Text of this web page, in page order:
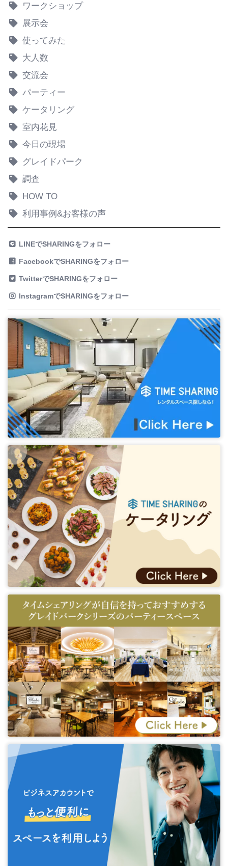
ワークショップ
展示会
使ってみた
大人数
交流会
パーティー
ケータリング
室内花見
今日の現場
グレイドパーク
調査
HOW TO
利用事例&お客様の声
LINEでSHARINGをフォロー
FacebookでSHARINGをフォロー
TwitterでSHARINGをフォロー
InstagramでSHARINGをフォロー